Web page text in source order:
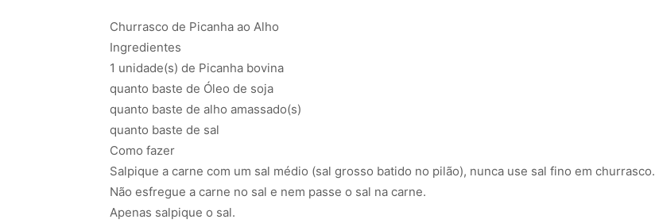
Churrasco de Picanha ao Alho
Ingredientes
1 unidade(s) de Picanha bovina
quanto baste de Óleo de soja
quanto baste de alho amassado(s)
quanto baste de sal
Como fazer
Salpique a carne com um sal médio (sal grosso batido no pilão), nunca use sal fino em churrasco.
Não esfregue a carne no sal e nem passe o sal na carne.
Apenas salpique o sal.